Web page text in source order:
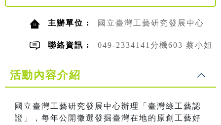
主辦單位 : 國立臺灣工藝研究發展中心
聯絡資訊 : 049-2334141分機603 蔡小姐
活動內容介紹
國立臺灣工藝研究發展中心辦理「臺灣綠工藝認
證」，每年公開徵選發掘臺灣在地的原創工藝好